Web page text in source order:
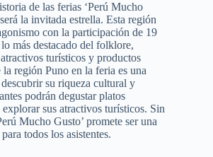
de las ferias ‘Perú Mucho
la invitada estrella. Esta región
con la participación de 19
más destacado del folklore,
turísticos y productos
región Puno en la feria es una
su riqueza cultural y
podrán degustar platos
sus atractivos turísticos. Sin
Mucho Gusto’ promete ser una
todos los asistentes.